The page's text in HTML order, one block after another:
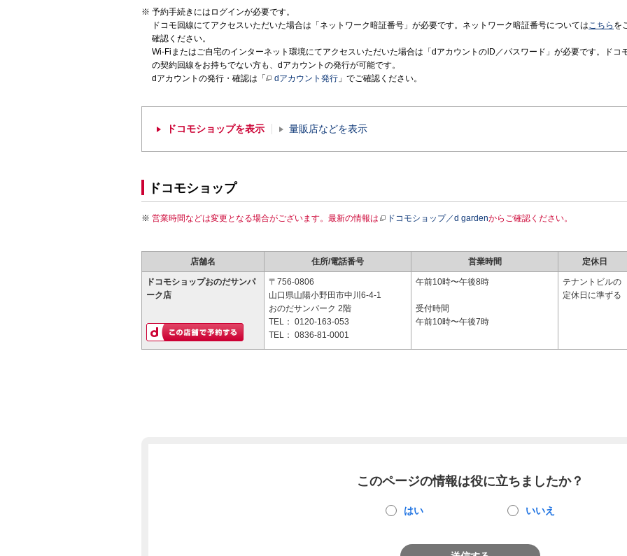
予約手続きにはログインが必要です。
ドコモ回線にてアクセスいただいた場合は「ネットワーク暗証番号」が必要です。ネットワーク暗証番号についてはこちら を
確認ください。
Wi-Fiまたはご自宅のインターネット環境にてアクセスいただいた場合は「dアカウントのID／パスワード」が必要です。ドコ
の契約回線をお持ちでない方も、dアカウントの発行が可能です。
dアカウントの発行・確認は「
dアカウント発行 」でご確認ください。
ドコモショップを表示 量販店などを表示
ドコモショップ
営業時間などは変更となる場合がございます。最新の情報は ドコモショップ／d gardenからご確認ください。
店舗名 住所/電話番号 営業時間 定休日
ドコモショップおのだサンパ
ーク店
〒756-0806
山口県山陽小野田市中川6-4-1
おのだサンパーク 2階
TEL： 0120-163-053
TEL： 0836-81-0001
午前10時〜午後8時
受付時間
午前10時〜午後7時
テナントビルの
定休日に準ずる
このページの情報は役に立ちましたか？
はい いいえ